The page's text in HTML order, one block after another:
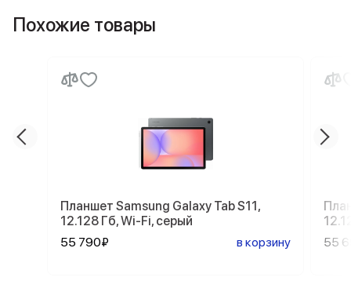
Похожие товары
Планшет Samsung Galaxy Tab S11,
12.128 Гб, Wi-Fi, серый
55 790₽
в корзину
55